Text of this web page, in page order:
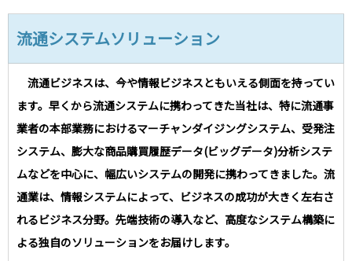
流通システムソリューション
流通ビジネスは、今や情報ビジネスともいえる側面を持ってい
ます。早くから流通システムに携わってきた当社は、特に流通事
業者の本部業務におけるマーチャンダイジングシステム、受発注
システム、膨大な商品購買履歴データ(ビッグデータ)分析システ
ムなどを中心に、幅広いシステムの開発に携わってきました。流
通業は、情報システムによって、ビジネスの成功が大きく左右さ
れるビジネス分野。先端技術の導入など、高度なシステム構築に
よる独自のソリューションをお届けします。
会社アクセス
取得資格
社員の声